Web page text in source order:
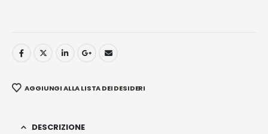
AGGIUNGI ALLA LISTA DEI DESIDERI
DESCRIZIONE